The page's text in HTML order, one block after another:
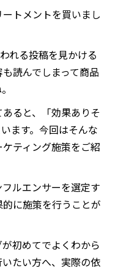
トメントを買いまし
れる投稿を見かける
読んでしまって商品
ると、「効果ありそ
ます。今回はそんな
ティング施策をご紹
ルエンサーを選定す
に施策を行うことが
初めてでよくわから
たい方へ、実際の依